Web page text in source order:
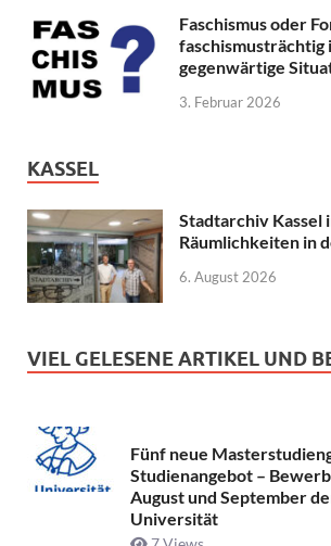
Faschismus oder
faschismusträchtig
gegenwärtige
3. Februar 2026
KASSEL
Stadtarchiv Kassel
Räumlichkeiten in
6. August 2026
VIEL GELESENE ARTIKEL UND
Fünf neue
Studienangebot –
August und September
Universität